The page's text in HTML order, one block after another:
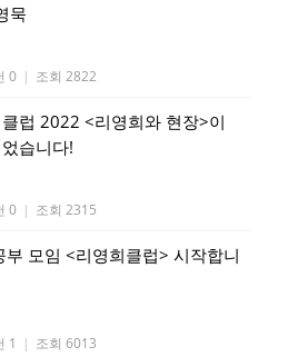
묵
0 | 조회 2822
럽 2022 <리영희와 현장>이
습니다!
0 | 조회 2315
부 모임 <리영희클럽> 시작합니
1 | 조회 6013